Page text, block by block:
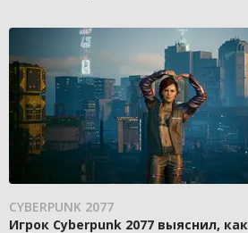
CYBERPUNK 2077
Игрок Cyberpunk 2077 выяснил,